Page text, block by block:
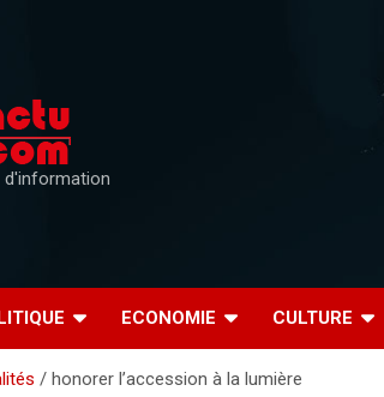
d'information
ECONOMIE CULTURE
honorer l’accession à la lumière